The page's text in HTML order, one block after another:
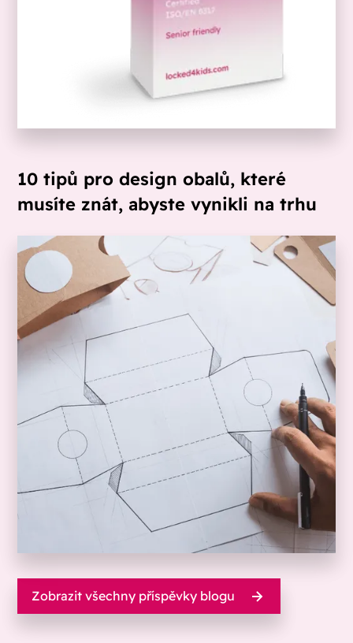
10 tipů pro design obalů, které
musíte znát, abyste vynikli na trhu
Zobrazit všechny příspěvky blogu